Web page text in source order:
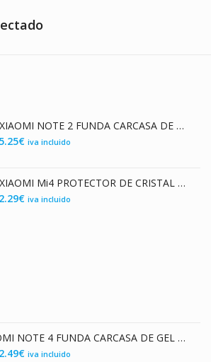
PARA XIAOMI NOTE 2 FUNDA CARCASA DE GEL TPU FLEXIBLE PREMIUM DISEÑO CHOCOLATE
El
era:
6.99€.
5.25€El
es:
5.25€.
iva incluido
PARA XIAOMI Mi4 PROTECTOR DE CRISTAL TEMPLADO PREMIUM 9H 2.5D
El
2.29€Eliva incluido
✅XIAOMI NOTE 4 FUNDA CARCASA DE GEL TPU MATE
El
2.49€Eliva incluido